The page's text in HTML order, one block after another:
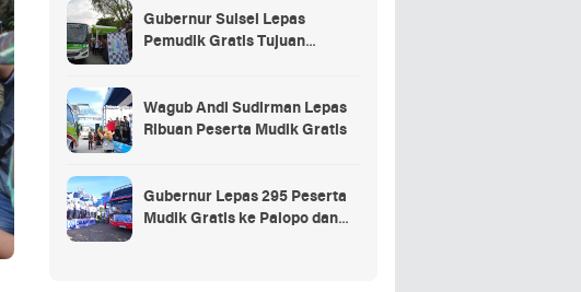
Gubernur Sulsel Lepas
Pemudik Gratis Tujuan
Wagub Andi Sudirman Lepas
Ribuan Peserta Mudik Gratis
Gubernur Lepas 295 Peserta
Mudik Gratis ke Palopo dan